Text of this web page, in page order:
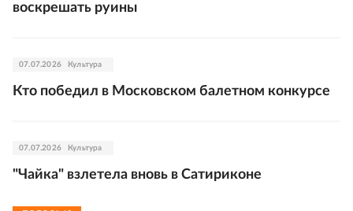
воскрешать руины
07.07.2026 Культура
Кто победил в Московском балетном конкурсе
07.07.2026 Культура
"Чайка" взлетела вновь в Сатириконе